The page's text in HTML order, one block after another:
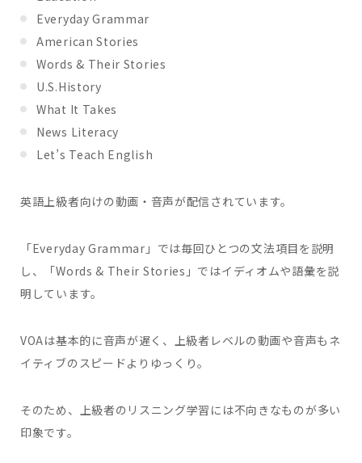
Everyday Grammar
American Stories
Words & Their Stories
U.S.History
What It Takes
News Literacy
Let’s Teach English
英語上級者向けの動画・音声が配信されています。
「Everyday Grammar」では毎回ひとつの文法項目を説明
し、「Words & Their Stories」ではイディオムや語彙を説
明しています。
VOAは基本的に音声が遅く、上級者レベルの動画や音声もネ
イティブのスピードよりゆっくり。
そのため、上級者のリスニング学習には不向きなものが多い
印象です。